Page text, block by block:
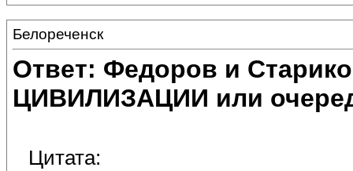
Белореченск
Ответ: Федоров и
ЦИВИЛИЗАЦИИ или
Цитата: